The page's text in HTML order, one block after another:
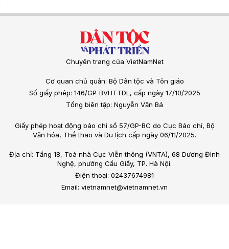
Chuyên trang của VietNamNet
Cơ quan chủ quản: Bộ Dân tộc và Tôn giáo
Số giấy phép: 146/GP-BVHTTDL, cấp ngày 17/10/2025
Tổng biên tập: Nguyễn Văn Bá
Giấy phép hoạt động báo chí số 57/GP-BC do Cục Báo chí, Bộ
Văn hóa, Thể thao và Du lịch cấp ngày 06/11/2025.
Địa chỉ: Tầng 18, Toà nhà Cục Viễn thông (VNTA), 68 Dương Đình
Nghệ, phường Cầu Giấy, TP. Hà Nội.
Điện thoại: 02437674981
Email: vietnamnet@vietnamnet.vn